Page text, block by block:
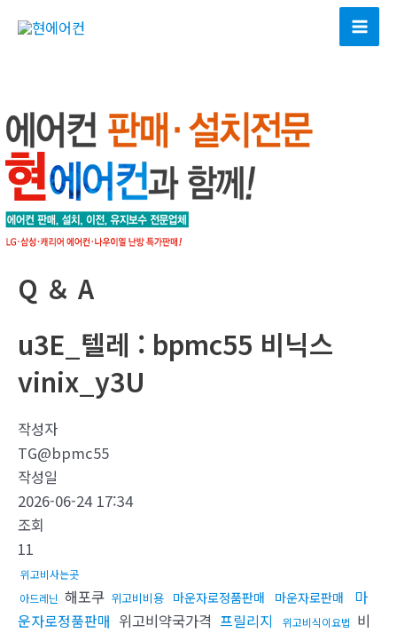
너
뛰
기
Main
Q ＆ A
u3E_텔레 : bpmc55 비닉스
vinix_y3U
작성자
TG@bpmc55
작성일
2026-06-24 17:34
조회
11
위고비사는곳
아드레닌 해포쿠 위고비비용 마운자로정품판매 마운자로판매
마
운자로정품판매 위고비약국가격 프릴리지 위고비식이요법 비